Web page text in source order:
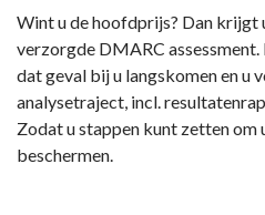
Wint u de hoofdprijs? Dan krijgt
verzorgde DMARC assessment.
dat geval bij u langskomen en u
analysetraject, incl.
Zodat u stappen kunt zetten
beschermen.